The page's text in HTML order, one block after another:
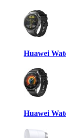
Huawei
Huawei